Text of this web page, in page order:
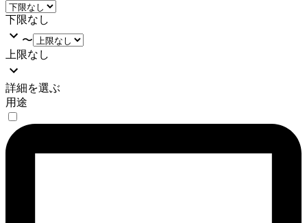
下限なし
〜
上限なし
詳細を選ぶ
用途